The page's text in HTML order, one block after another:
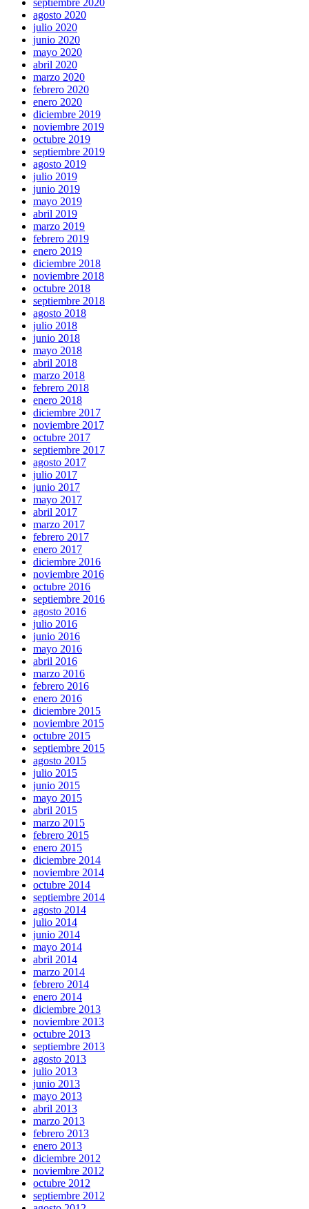
septiembre 2020
agosto 2020
julio 2020
junio 2020
mayo 2020
abril 2020
marzo 2020
febrero 2020
enero 2020
diciembre 2019
noviembre 2019
octubre 2019
septiembre 2019
agosto 2019
julio 2019
junio 2019
mayo 2019
abril 2019
marzo 2019
febrero 2019
enero 2019
diciembre 2018
noviembre 2018
octubre 2018
septiembre 2018
agosto 2018
julio 2018
junio 2018
mayo 2018
abril 2018
marzo 2018
febrero 2018
enero 2018
diciembre 2017
noviembre 2017
octubre 2017
septiembre 2017
agosto 2017
julio 2017
junio 2017
mayo 2017
abril 2017
marzo 2017
febrero 2017
enero 2017
diciembre 2016
noviembre 2016
octubre 2016
septiembre 2016
agosto 2016
julio 2016
junio 2016
mayo 2016
abril 2016
marzo 2016
febrero 2016
enero 2016
diciembre 2015
noviembre 2015
octubre 2015
septiembre 2015
agosto 2015
julio 2015
junio 2015
mayo 2015
abril 2015
marzo 2015
febrero 2015
enero 2015
diciembre 2014
noviembre 2014
octubre 2014
septiembre 2014
agosto 2014
julio 2014
junio 2014
mayo 2014
abril 2014
marzo 2014
febrero 2014
enero 2014
diciembre 2013
noviembre 2013
octubre 2013
septiembre 2013
agosto 2013
julio 2013
junio 2013
mayo 2013
abril 2013
marzo 2013
febrero 2013
enero 2013
diciembre 2012
noviembre 2012
octubre 2012
septiembre 2012